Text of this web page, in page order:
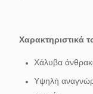
Χαρακτηριστικά
Χάλυβα
Υψηλή